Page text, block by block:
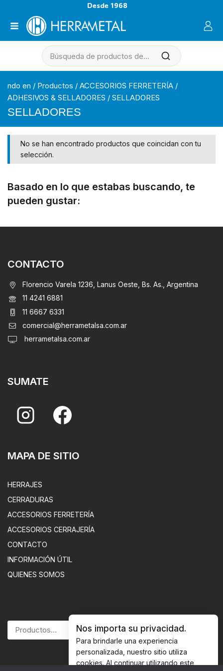
Desde 1968
ndo en / Productos / ACCESORIOS FERRETERÍA /
ADHESIVOS & SELLADORES / SELLADORES
SELLADORES
No se han encontrado productos que coincidan con tu
selección.
Basado en lo que estabas buscando, te
pueden gustar:
CONTACTO
Florencio Varela 1236, Lanus Oeste, Bs. As., Argentina
11 4241 6881
11 6667 6331
comercial@herrametalsa.com.ar
herrametalsa.com.ar
SUMATE
MAPA DE SITIO
HERRAJES
CERRADURAS
ACCESORIOS FERRETERÍA
ACCESORIOS CERRAJERÍA
CONTACTO
INFORMACIÓN ÚTIL
QUIENES SOMOS
BUSCAR
Suscripción al newsletter
No mostrar de nuevo
Nos importa su privacidad.
Para brindarle una experiencia
personalizada, nuestro sitio utiliza
cookies. Al continuar utilizando este